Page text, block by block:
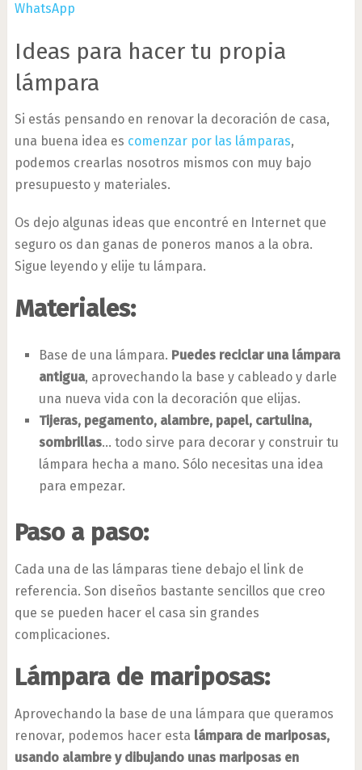
WhatsApp
Ideas para hacer tu propia
lámpara
Si estás pensando en renovar la decoración de casa,
una buena idea es comenzar por las lámparas,
podemos crearlas nosotros mismos con muy bajo
presupuesto y materiales.
Os dejo algunas ideas que encontré en Internet que
seguro os dan ganas de poneros manos a la obra.
Sigue leyendo y elije tu lámpara.
Materiales:
Base de una lámpara. Puedes reciclar una lámpara
antigua, aprovechando la base y cableado y darle
una nueva vida con la decoración que elijas.
Tijeras, pegamento, alambre, papel, cartulina,
sombrillas… todo sirve para decorar y construir tu
lámpara hecha a mano. Sólo necesitas una idea
para empezar.
Paso a paso:
Cada una de las lámparas tiene debajo el link de
referencia. Son diseños bastante sencillos que creo
que se pueden hacer el casa sin grandes
complicaciones.
Lámpara de mariposas:
Aprovechando la base de una lámpara que queramos
renovar, podemos hacer esta lámpara de mariposas,
usando alambre y dibujando unas mariposas en